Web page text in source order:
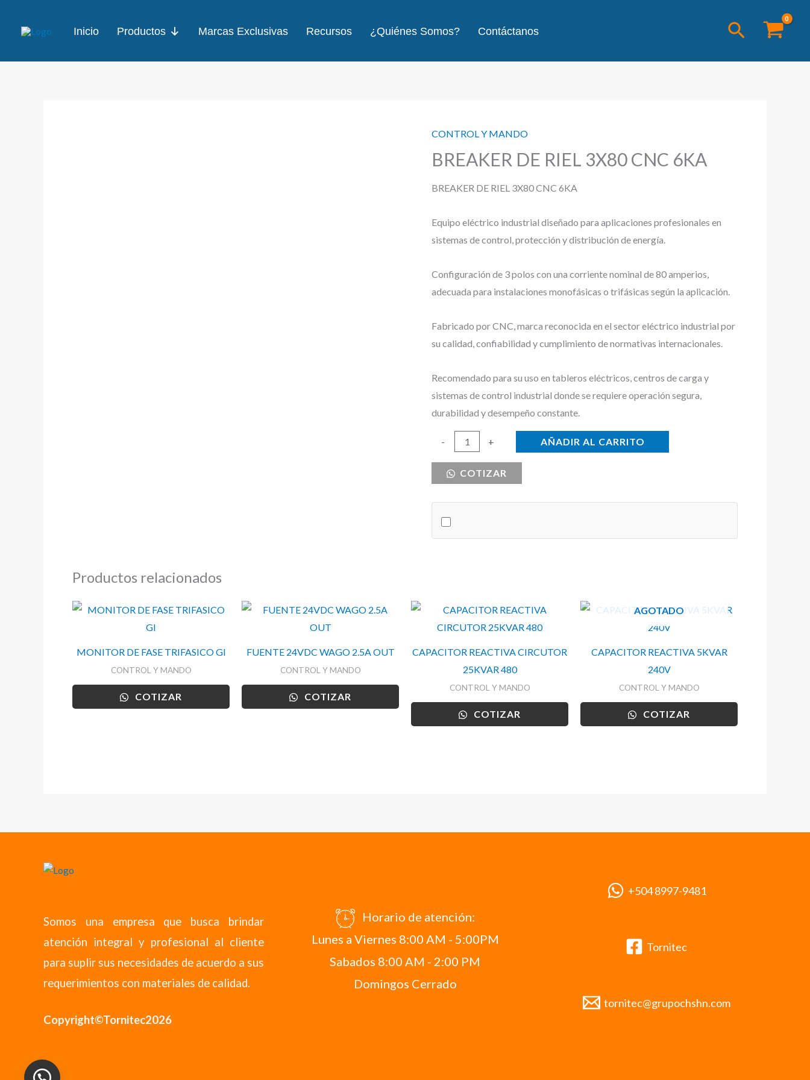
Inicio Productos Marcas Exclusivas Recursos ¿Quiénes Somos? Contáctanos Buscar
CONTROL Y MANDO
BREAKER DE RIEL 3X80 CNC 6KA
BREAKER DE RIEL 3X80 CNC 6KA
Equipo eléctrico industrial diseñado para aplicaciones profesionales en
sistemas de control, protección y distribución de energía.
Configuración de 3 polos con una corriente nominal de 80 amperios,
adecuada para instalaciones monofásicas o trifásicas según la aplicación.
Fabricado por CNC, marca reconocida en el sector eléctrico industrial por
su calidad, confiabilidad y cumplimiento de normativas internacionales.
Recomendado para su uso en tableros eléctricos, centros de carga y
sistemas de control industrial donde se requiere operación segura,
durabilidad y desempeño constante.
-
BREAKER
RIEL
6KA
+ AÑADIR AL CARRITO
COTIZAR
Productos relacionados
MONITOR DE FASE TRIFASICO GI
CONTROL Y MANDO
COTIZAR
FUENTE 24VDC WAGO 2.5A OUT
CONTROL Y MANDO
COTIZAR
CAPACITOR REACTIVA CIRCUTOR
25KVAR 480
CONTROL Y MANDO
COTIZAR
AGOTADO
CAPACITOR REACTIVA 5KVAR
240V
CONTROL Y MANDO
COTIZAR
Somos una empresa que busca brindar
atención integral y profesional al cliente
para suplir sus necesidades de acuerdo a sus
requerimientos con materiales de calidad.
Copyright©Tornitec2026
Horario de atención:
Lunes a Viernes 8:00 AM - 5:00PM
Sabados 8:00 AM - 2:00 PM
Domingos Cerrado
+504 8997-9481
Tornitec
tornitec@grupochshn.com